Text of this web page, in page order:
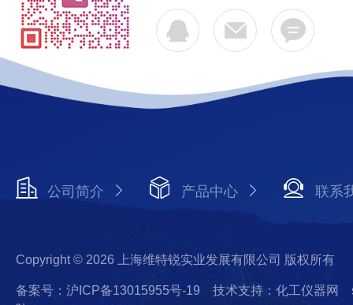
公司简介 产品中心 联系
Copyright © 2026 上海维特锐实业发展有限公司 版权所有
备案号：沪ICP备13015955号-19 技术支持：化工仪器网